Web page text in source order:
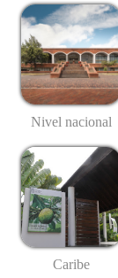
Nivel nacional
Caribe